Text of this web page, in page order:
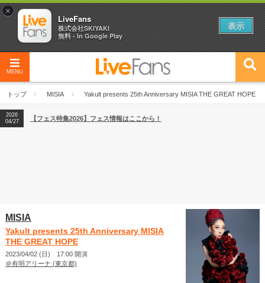
MENU
トップ MISIA Yakult presents 25th Anniversary MISIA THE GREAT HOPE
2026
04/27
2026
【ライブ動員ランキング】2026年上半期編発表！
2026
04/27
【フェス特集2026】フェス情報はここから！
MISIA
Yakult presents 25th Anniversary MISIA
THE GREAT HOPE
2023/04/02 (日) 17:00 開演
＠有明アリーナ (東京都)
×
LiveFans
株式会社SKIYAKI
無料 - In Google Play
表示